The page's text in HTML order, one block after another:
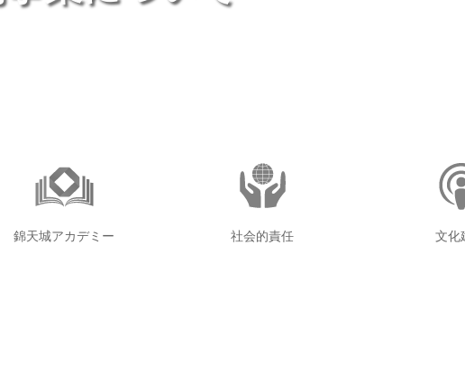
錦天城アカデミー 社会的責任 文化